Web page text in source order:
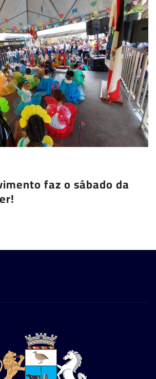
faz o sábado da